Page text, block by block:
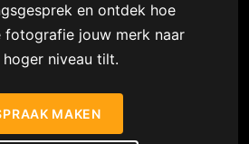
en ontdek hoe
fotografie jouw merk naar
hoger niveau tilt.
MAKEN